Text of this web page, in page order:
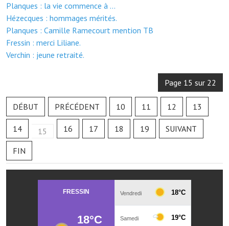
Procès verbaux des conseils municipaux
Communication
Le bulletin municipal : Fressinfo & Le Fressinois
Communauté de communes
Autres groupements
Les réseaux partenaires
L'association des maires
L'office de tourisme
Planques : la vie commence à ...
Hézecques : hommages mérités.
Planques : Camille Ramecourt mention TB
Fressin : merci Liliane.
Verchin : jeune retraité.
Page 15 sur 22
DÉBUT PRÉCÉDENT 10 11 12 13
14 15 16 17 18 19 SUIVANT
FIN